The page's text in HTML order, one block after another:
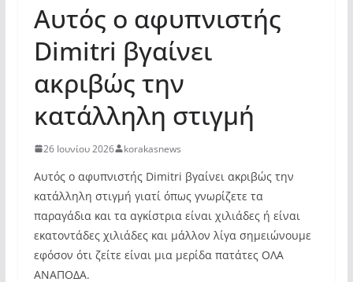
Αυτός ο αφυπνιστής
Dimitri βγαίνει
ακριβώς την
κατάλληλη στιγμή
26 Ιουνίου 2026 korakasnews
Αυτός ο αφυπνιστής Dimitri βγαίνει ακριβώς την
κατάλληλη στιγμή γιατί όπως γνωρίζετε τα
παραγάδια και τα αγκίστρια είναι χιλιάδες ή είναι
εκατοντάδες χιλιάδες και μάλλον λίγα σημειώνουμε
εφόσον ότι ζείτε είναι μια μερίδα πατάτες ΟΛΑ
ΑΝΑΠΟΔΑ.